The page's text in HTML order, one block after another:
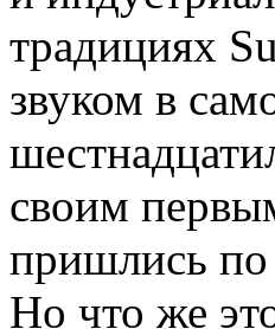
традициях
звуком в
своим
пришлись
Но что же